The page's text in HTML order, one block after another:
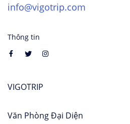
info@vigotrip.com
Thông tin
VIGOTRIP
Văn Phòng Đại Diện